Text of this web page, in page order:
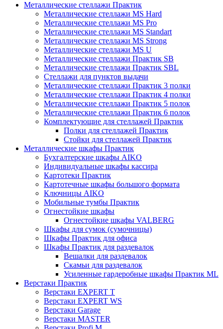
Металлические стеллажи Практик
Металлические стеллажи MS Hard
Металлические стеллажи MS Pro
Металлические стеллажи MS Standart
Металлические стеллажи MS Strong
Металлические стеллажи MS U
Металлические стеллажи Практик SB
Металлические стеллажи Практик SBL
Стеллажи для пунктов выдачи
Металлические стеллажи Практик 3 полки
Металлические стеллажи Практик 4 полки
Металлические стеллажи Практик 5 полок
Металлические стеллажи Практик 6 полок
Комплектующие для стеллажей Практик
Полки для стеллажей Практик
Стойки для стеллажей Практик
Металлические шкафы Практик
Бухгалтерские шкафы AIKO
Индивидуальные шкафы кассира
Картотеки Практик
Картотечные шкафы большого формата
Ключницы AIKO
Мобильные тумбы Практик
Огнестойкие шкафы
Огнестойкие шкафы VALBERG
Шкафы для сумок (сумочницы)
Шкафы Практик для офиса
Шкафы Практик для раздевалок
Вешалки для раздевалок
Скамьи для раздевалок
Усиленные гардеробные шкафы Практик ML
Верстаки Практик
Верстаки EXPERT T
Верстаки EXPERT WS
Верстаки Garage
Верстаки MASTER